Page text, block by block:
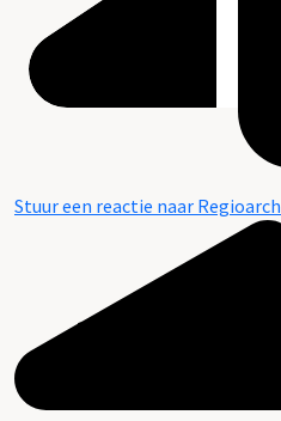
Stuur een reactie naar